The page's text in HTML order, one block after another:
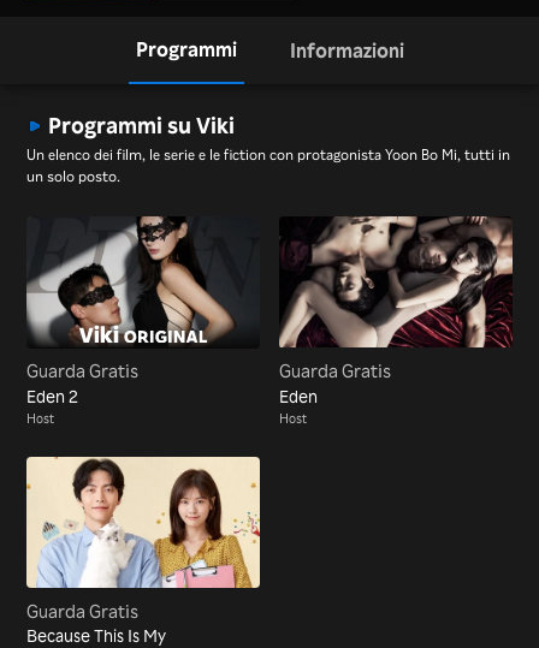
Programmi Informazioni
Programmi su Viki
Un elenco dei film, le serie e le fiction con protagonista Yoon Bo Mi, tutti in
un solo posto.
Guarda Gratis
Eden 2
Host
Guarda Gratis
Eden
Host
Guarda Gratis
Because This Is My